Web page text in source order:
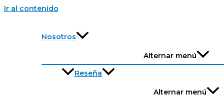
Ir al contenido
Nosotros
Alternar menú
Reseña
Alternar menú